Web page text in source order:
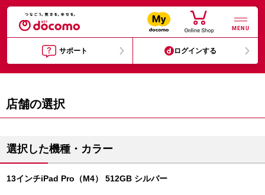
MENU
サポート ログインする
店舗の選択
選択した機種・カラー
13インチiPad Pro（M4） 512GB シルバー